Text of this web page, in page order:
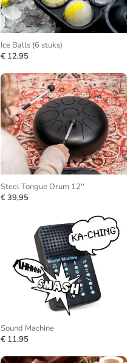
Ice Balls (6 stuks)
€ 12,95
Steel Tongue Drum 12''
€ 39,95
Sound Machine
€ 11,95